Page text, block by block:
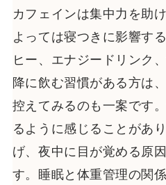
カフェインは集中力を助
よっては寝つきに影響す
ヒー、エナジードリンク
降に飲む習慣がある方は
控えてみるのも一案です
るように感じることがあ
げ、夜中に目が覚める原
す。睡眠と体重管理の関係